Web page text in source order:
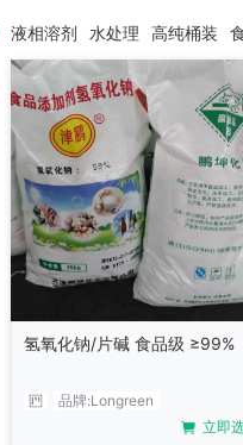
液相溶剂 水处理 高纯桶装
氢氧化钠/片碱 食品级 ≥99%
品牌:Longreen
立即